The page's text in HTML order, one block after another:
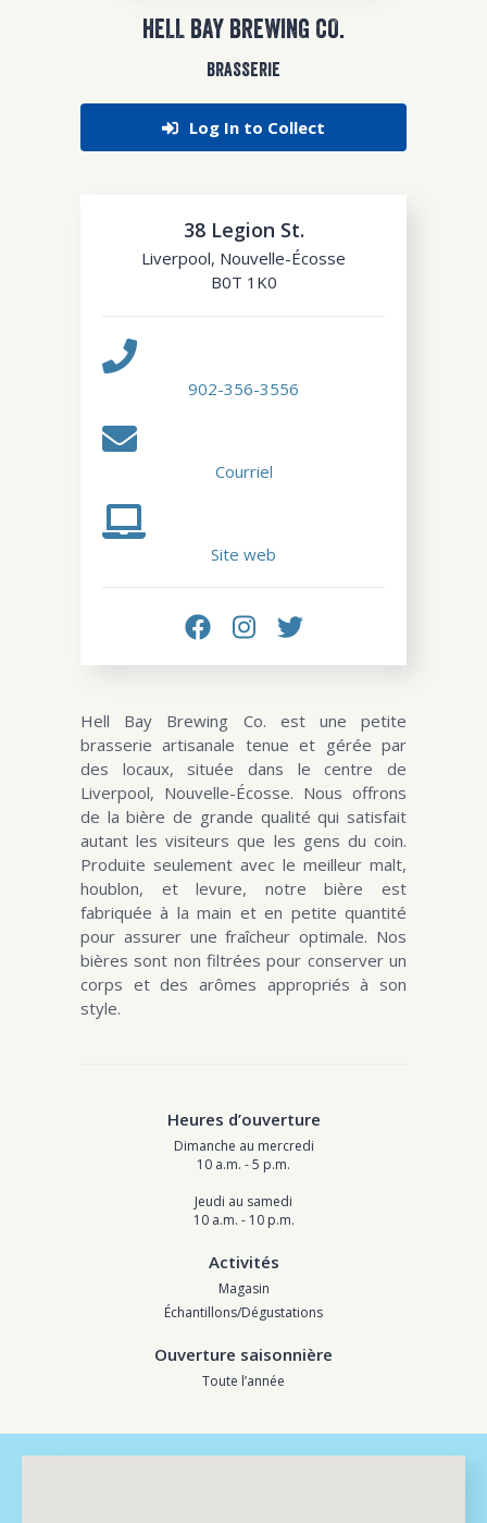
HELL BAY BREWING CO.
BRASSERIE
Log In to Collect
38 Legion St.
Liverpool, Nouvelle-Écosse
B0T 1K0
902-356-3556
Courriel
Site web
Hell Bay Brewing Co. est une petite
brasserie artisanale tenue et gérée par
des locaux, située dans le centre de
Liverpool, Nouvelle-Écosse. Nous offrons
de la bière de grande qualité qui satisfait
autant les visiteurs que les gens du coin.
Produite seulement avec le meilleur malt,
houblon, et levure, notre bière est
fabriquée à la main et en petite quantité
pour assurer une fraîcheur optimale. Nos
bières sont non filtrées pour conserver un
corps et des arômes appropriés à son
style.
Heures d’ouverture
Dimanche au mercredi
10 a.m. - 5 p.m.
Jeudi au samedi
10 a.m. - 10 p.m.
Activités
Magasin
Échantillons/Dégustations
Ouverture saisonnière
Toute l’année